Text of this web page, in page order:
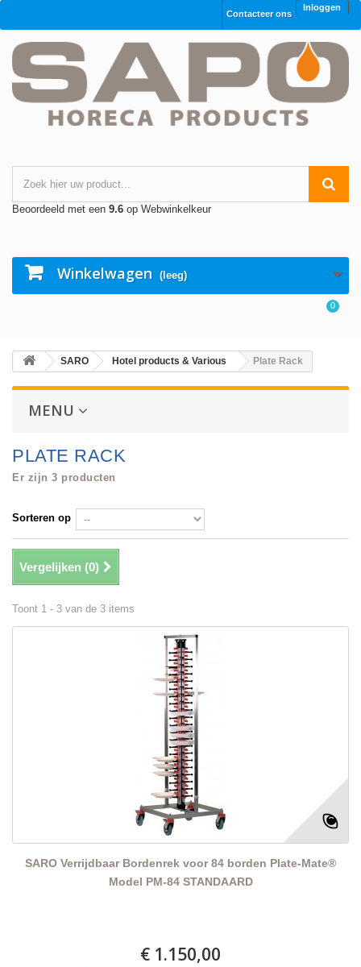
Inloggen
Contacteer ons
Beoordeeld met een 9.6 op Webwinkelkeur
Winkelwagen (leeg)
0
SARO Hotel products & Various Plate Rack
MENU
PLATE RACK
Er zijn 3 producten
Sorteren op
Vergelijken (0)
Toont 1 - 3 van de 3 items
SARO Verrijdbaar Bordenrek voor 84 borden Plate-Mate®
Model PM-84 STANDAARD
€ 1.150,00